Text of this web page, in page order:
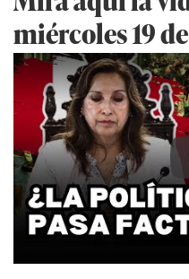
miércoles 19